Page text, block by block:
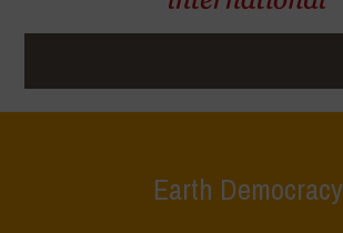
Earth Democracy